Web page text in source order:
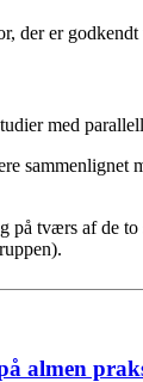
der er
med
tværs af de
almen